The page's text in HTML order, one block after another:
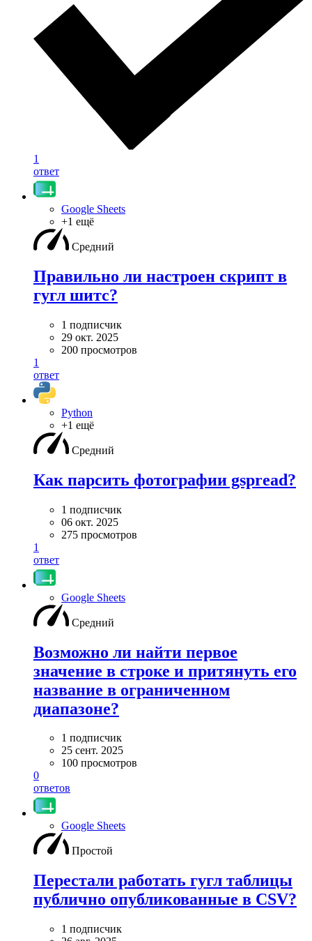
1
ответ
Google Sheets
+1 ещё
Средний
Правильно ли настроен скрипт в
гугл шитс?
1 подписчик
29 окт. 2025
200 просмотров
1
ответ
Python
+1 ещё
Средний
Как парсить фотографии gspread?
1 подписчик
06 окт. 2025
275 просмотров
1
ответ
Google Sheets
Средний
Возможно ли найти первое
значение в строке и притянуть его
название в ограниченном
диапазоне?
1 подписчик
25 сент. 2025
100 просмотров
0
ответов
Google Sheets
Простой
Перестали работать гугл таблицы
публично опубликованные в CSV?
1 подписчик